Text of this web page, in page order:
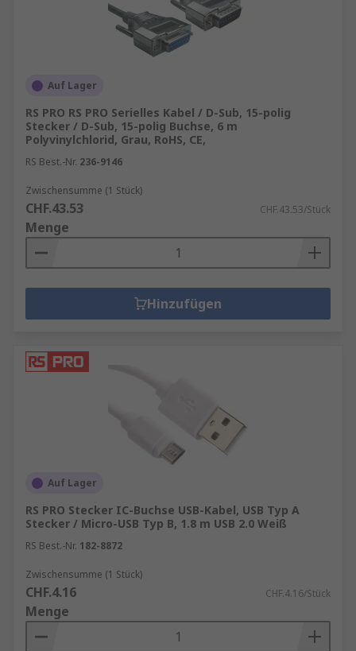
Auf Lager
RS PRO RS PRO Serielles Kabel / D-Sub, 15-polig
Stecker / D-Sub, 15-polig Buchse, 6 m
Polyvinylchlorid, Grau, RoHS, CE,
RS Best.-Nr. 236-9146
Zwischensumme (1 Stück)
CHF.43.53 CHF.43.53/Stück
Menge
Hinzufügen
Auf Lager
RS PRO Stecker IC-Buchse USB-Kabel, USB Typ A
Stecker / Micro-USB Typ B, 1.8 m USB 2.0 Weiß
RS Best.-Nr. 182-8872
Zwischensumme (1 Stück)
CHF.4.16 CHF.4.16/Stück
Menge